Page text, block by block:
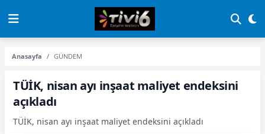
Anasayfa GÜNDEM
TÜİK, nisan ayı inşaat maliyet endeksini
açıkladı
TÜİK, nisan ayı inşaat maliyet endeksini açıkladı